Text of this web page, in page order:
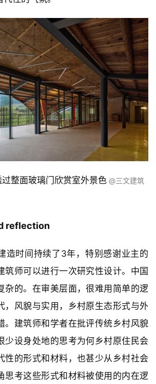
面被橙黄色瓷砖覆盖，并延伸到地
的位置。地面的其他区域采用水磨
建筑室内空间分为开敞和包裹两个区
家具布置。天花保持了建筑屋顶的弧
竹席作为装饰材料，体现了地域性。
性”，建筑师采用线性灯进行基础照
则的布置在天花下，形成构成感，给
代性的气氛。
reflection